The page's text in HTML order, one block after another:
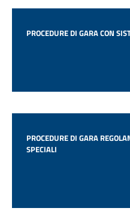
PROCEDURE DI GARA CON
PROCEDURE DI GARA
SPECIALI